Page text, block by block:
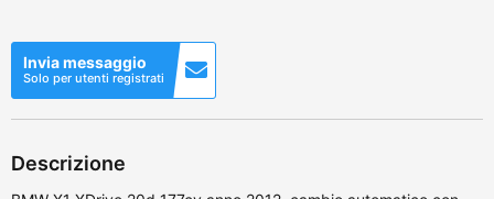
Invia messaggio
Solo per utenti registrati
Descrizione